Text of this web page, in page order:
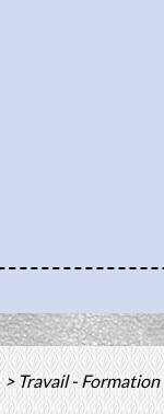
> Travail - Formation